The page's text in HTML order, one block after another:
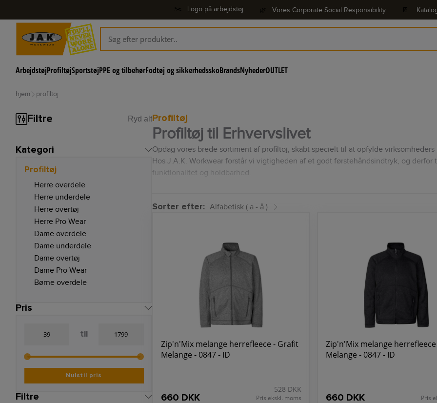
Logo på arbejdstøj Vores Corporate Social Responsibility
ArbejdstøjProfiltøjSportstøjPPE og tilbehørFodtøj og sikkerhedsskoBrandsNyhederOUTLET
hjem profiltoj
Filtre Ryd alt
Kategori
Profiltøj
Herre overdele
Herre underdele
Herre overtøj
Herre Pro Wear
Dame overdele
Dame underdele
Dame overtøj
Dame Pro Wear
Børne overdele
Pris
til
Nulstil pris
Filtre
Profiltøj
Profiltøj til Erhvervslivet
Opdag vores brede sortiment af profiltoj, skabt specielt til at opfylde
Hos J.A.K. Workwear forstår vi vigtigheden af et godt førstehåndsindtryk, og
funktionalitet og holdbarhed.
Sorter efter: Alfabetisk ( a - å )
Zip'n'Mix melange herrefleece - Grafit
Melange - 0847 - ID
660 DKK
528 DKK
Pris ekskl. moms
Zip'n'Mix melange herrefleece
Melange - 0847 - ID
660 DKK Pris